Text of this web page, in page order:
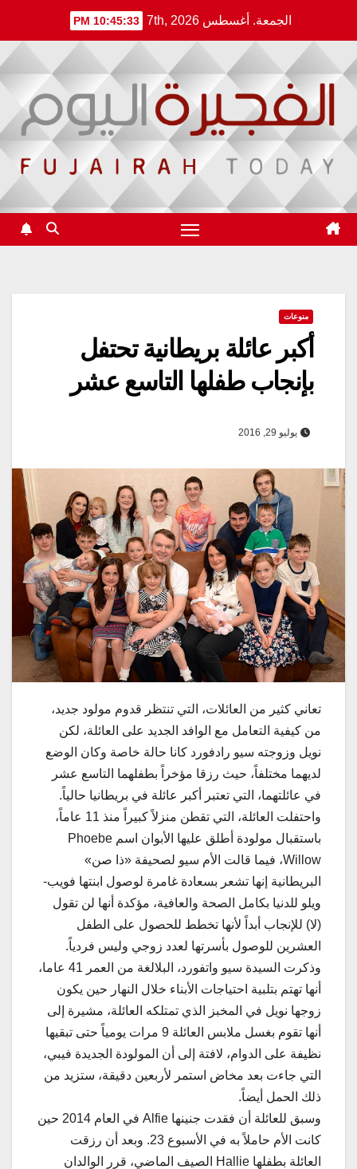
content
الجمعة. أغسطس 7th, 2026 10:45:34 PM
منوعات
أكبر عائلة بريطانية تحتفل
بإنجاب طفلها التاسع عشر
يوليو 29, 2016
تعاني كثير من العائلات، التي تنتظر قدوم مولود جديد،
من كيفية التعامل مع الوافد الجديد على العائلة، لكن
نويل وزوجته سيو رادفورد كانا حالة خاصة وكان الوضع
لديهما مختلفاً، حيث رزقا مؤخراً بطفلهما التاسع عشر
في عائلتهما، التي تعتبر أكبر عائلة في بريطانيا حالياً.
واحتفلت العائلة، التي تقطن منزلاً كبيراً منذ 11 عاماً،
باستقبال مولودة أطلق عليها الأبوان اسم Phoebe
Willow، فيما قالت الأم سيو لصحيفة «ذا صن»
البريطانية إنها تشعر بسعادة غامرة لوصول ابنتها فويب-
ويلو للدنيا بكامل الصحة والعافية، مؤكدة أنها لن تقول
(لا) للإنجاب أبداً لأنها تخطط للحصول على الطفل
العشرين للوصول بأسرتها لعدد زوجي وليس فردياً.
وذكرت السيدة سيو واتفورد، البلالغة من العمر 41 عاما،
أنها تهتم بتلبية احتياجات الأبناء خلال النهار حين يكون
زوجها نويل في المخبز الذي تمتلكه العائلة، مشيرة إلى
أنها تقوم بغسل ملابس العائلة 9 مرات يومياً حتى تبقيها
نظيفة على الدوام، لافتة إلى أن المولودة الجديدة فيبي،
التي جاءت بعد مخاض استمر لأربعين دقيقة، ستزيد من
ذلك الحمل أيضاً.
وسبق للعائلة أن فقدت جنينها Alfie في العام 2014 حين
كانت الأم حاملاً به في الأسبوع 23. وبعد أن رزقت
العائلة بطفلها Hallie الصيف الماضي، قرر الوالدان